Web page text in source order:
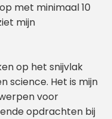
met minimaal 10
mijn
op het snijvlak
science. Het is mijn
voor
opdrachten bij